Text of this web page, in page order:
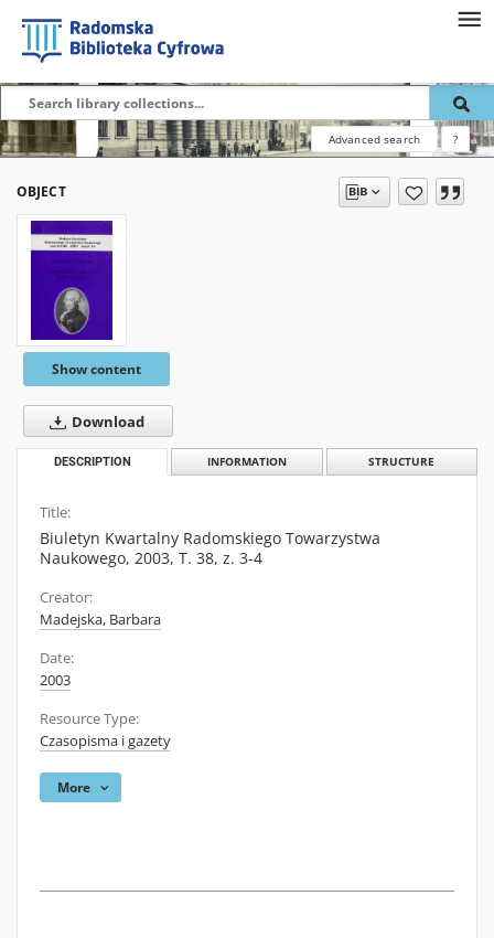
Advanced search ?
OBJECT
Show content
Download
DESCRIPTION INFORMATION STRUCTURE
Title:
Biuletyn Kwartalny Radomskiego Towarzystwa
Naukowego, 2003, T. 38, z. 3-4
Creator:
Madejska, Barbara
Date:
2003
Resource Type:
Czasopisma i gazety
More